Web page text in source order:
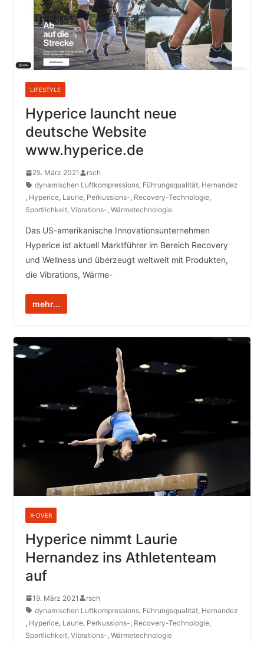
LIFESTYLE
Hyperice launcht neue
deutsche Website
www.hyperice.de
25. März 2021
rsch
dynamischen Luftkompressions, Führungsqualität, Hernandez
, Hyperice, Laurie, Perkussions-, Recovery-Technologie,
Sportlichkeit, Vibrations-, Wärmetechnologie
Das US-amerikanische Innovationsunternehmen
Hyperice ist aktuell Marktführer im Bereich Recovery
und Wellness und überzeugt weltweit mit Produkten,
die Vibrations, Wärme-
mehr...
X-OVER
Hyperice nimmt Laurie
Hernandez ins Athletenteam
auf
19. März 2021
rsch
dynamischen Luftkompressions, Führungsqualität, Hernandez
, Hyperice, Laurie, Perkussions-, Recovery-Technologie,
Sportlichkeit, Vibrations-, Wärmetechnologie